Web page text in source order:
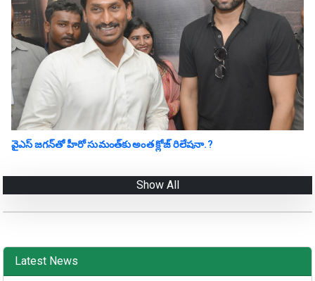
వైఎస్ జగన్‌తో హీరో సుమంత్‌కు అంత క్లోజ్ రిలేషనా.?
Show All
Latest News